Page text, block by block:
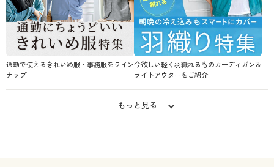
通勤で使えるきれいめ服・事務服をライン
ナップ
今欲しい軽く羽織れるものカーディガン＆
ライトアウターをご紹介
もっと見る